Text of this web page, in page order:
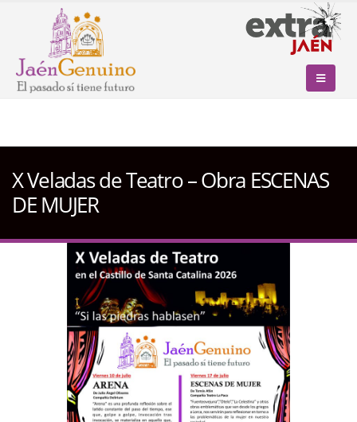
X Veladas de Teatro – Obra ESCENAS
DE MUJER